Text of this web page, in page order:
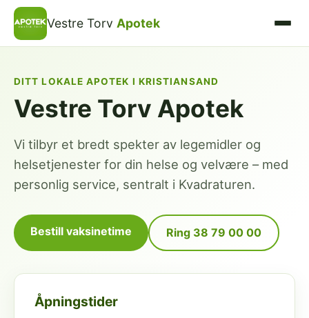
Vestre Torv Apotek
DITT LOKALE APOTEK I KRISTIANSAND
Vestre Torv Apotek
Vi tilbyr et bredt spekter av legemidler og
helsetjenester for din helse og velvære – med
personlig service, sentralt i Kvadraturen.
Bestill vaksinetime Ring 38 79 00 00
Åpningstider